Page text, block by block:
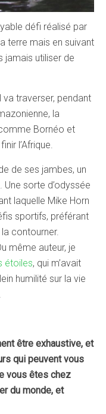
défi réalisé par
terre mais en suivant
jamais utiliser de
va traverser, pendant
la
Bornéo et
l’Afrique.
de ses jambes, un
sorte d’odyssée
laquelle Mike Horn
sportifs, préférant
contourner.
même auteur, je
étoiles, qui m’avait
humilité sur la vie
être exhaustive, et
qui peuvent vous
vous êtes chez
du monde, et